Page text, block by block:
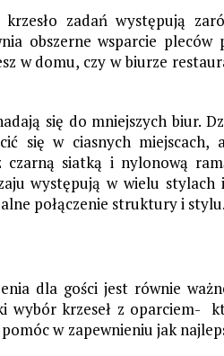
zadań występują
obszerne wsparcie pleców
w domu, czy w biurze
się do mniejszych biur.
się w ciasnych miejscach,
siatką i nylonową
występują w wielu stylach
połączenie struktury i stylu.
dla gości jest równie
wybór krzeseł z oparciem-
w zapewnieniu jak